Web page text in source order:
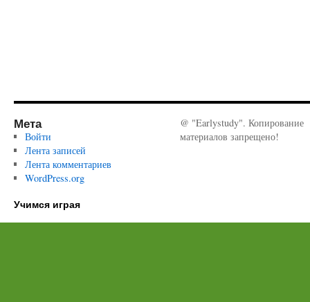
Мета
Войти
Лента записей
Лента комментариев
WordPress.org
@ "Earlystudy". Копирование
материалов запрещено!
Учимся играя